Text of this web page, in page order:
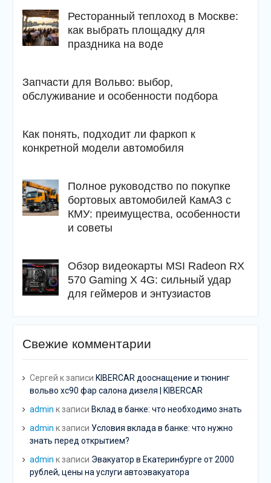
Ресторанный теплоход в Москве:
как выбрать площадку для
праздника на воде
Запчасти для Вольво: выбор,
обслуживание и особенности подбора
Как понять, подходит ли фаркоп к
конкретной модели автомобиля
Полное руководство по покупке
бортовых автомобилей КамАЗ с
КМУ: преимущества, особенности
и советы
Обзор видеокарты MSI Radeon RX
570 Gaming X 4G: сильный удар
для геймеров и энтузиастов
Свежие комментарии
Сергей к записи KIBERCAR дооснащение и тюнинг
вольво хс90 фар салона дизеля | KIBERCAR
admin к записи Вклад в банке: что необходимо знать
admin к записи Условия вклада в банке: что нужно
знать перед открытием?
admin к записи Эвакуатор в Екатеринбурге от 2000
рублей, цены на услуги автоэвакуатора